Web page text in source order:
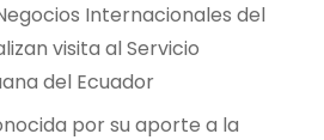
Internacionales del
visita al Servicio
del Ecuador
por su aporte a la